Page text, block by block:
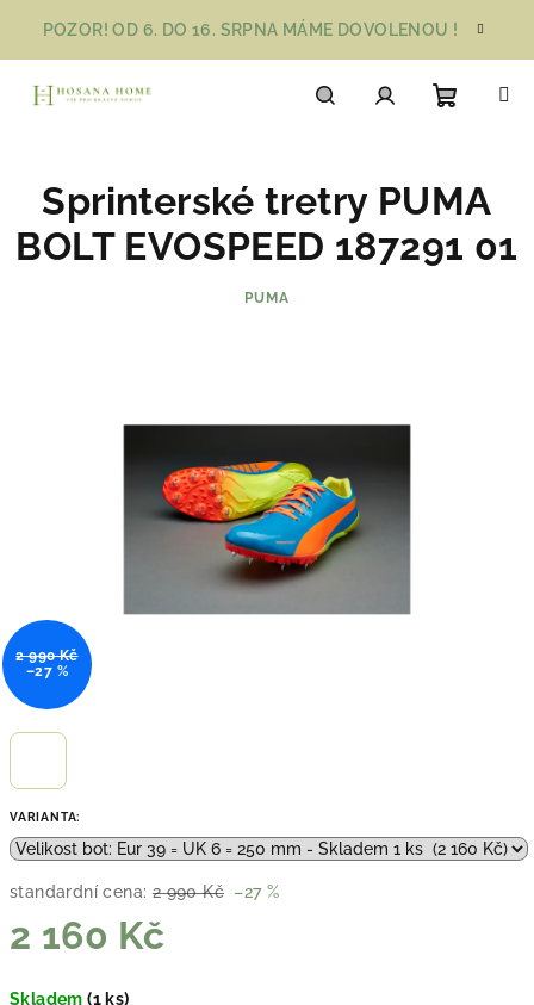
obsah
POZOR! OD 6. DO 16. SRPNA MÁME DOVOLENOU !
košík
VARIANTA:
standardní cena: 2 990 Kč –27 %
2 160 Kč
Skladem(1 ks)
Sprinterské tretry PUMA
BOLT EVOSPEED 187291 01
PUMA
2 990 Kč
–27 %